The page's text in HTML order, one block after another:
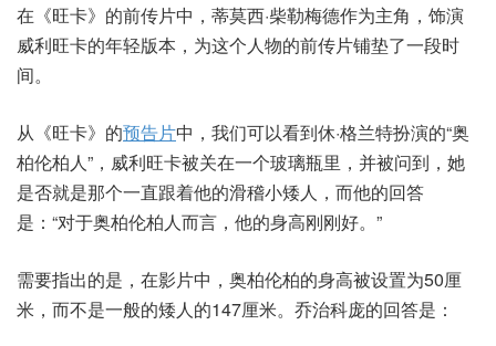
在《旺卡》的前传片中，蒂莫西·柴勒梅德作为主角，饰演
威利旺卡的年轻版本，为这个人物的前传片铺垫了一段时
间。
从《旺卡》的预告片中，我们可以看到休·格兰特扮演的“奥
柏伦柏人”，威利旺卡被关在一个玻璃瓶里，并被问到，她
是否就是那个一直跟着他的滑稽小矮人，而他的回答
是：“对于奥柏伦柏人而言，他的身高刚刚好。”
需要指出的是，在影片中，奥柏伦柏的身高被设置为50厘
米，而不是一般的矮人的147厘米。乔治科庞的回答是：